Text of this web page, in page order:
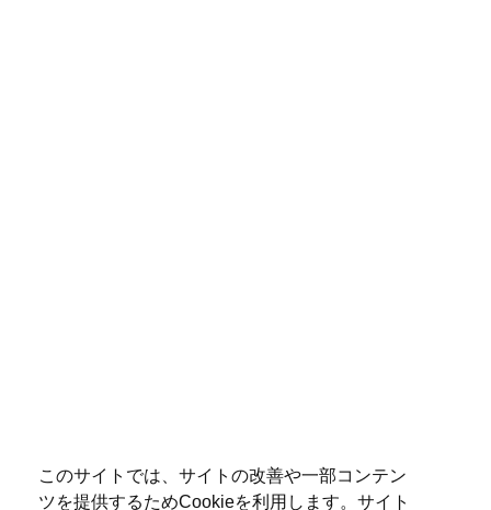
このサイトでは、サイトの改善や一部コンテン
ツを提供するためCookieを利用します。サイト